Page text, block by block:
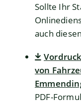
Sollte Ihr
auch
von
PDF-